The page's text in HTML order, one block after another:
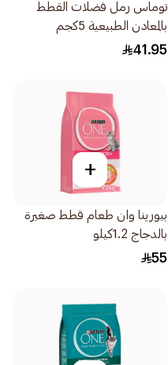
توماس رمل فضلات القطط
بالمعادن الطبيعية 5كجم
41.95
+
بيورينا وان طعام قطط صغيرة
بالدجاج 1.2كيلو
55